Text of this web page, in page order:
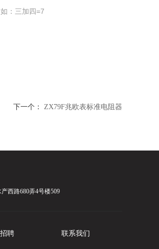
：三加四=7
下一个： ZX79F兆欧表标准电阻器
西路680弄4号楼509
聘 联系我们